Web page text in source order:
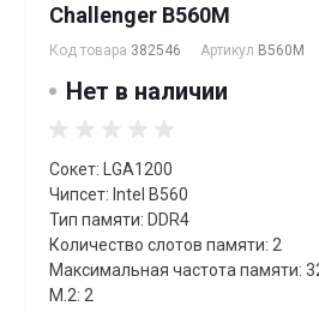
Challenger B560M
Код товара 382546 Артикул B560M
Нет в наличии
Сокет: LGA1200
Чипсет: Intel B560
Тип памяти: DDR4
Количество слотов памяти: 2
Максимальная частота памяти:
M.2: 2